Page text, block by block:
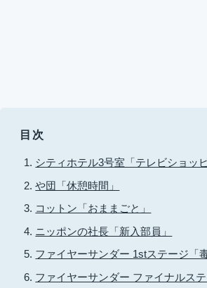
目次
シティホテル3号室「テレビショッピ
や団「休憩時間」
コットン「おままごと」
ニッポンの社長「新入部員」
ファイヤーサンダー 1stステージ「
ファイヤーサンダー ファイナルス